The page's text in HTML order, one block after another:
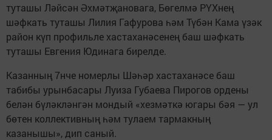
туташы Ләйсән Әхмәтҗановага, Бөгелмә РҮХнең
шәфкать туташы Лилия Гафурова һәм Түбән Кама үзәк
район күп профильле хастаханәсенең баш шәфкать
туташы Евгения Юдинага бирелде.
Казанның 7нче номерлы Шәһәр хастаханәсе баш
табибы урынбасары Луиза Губаева Пирогов ордены
белән бүләкләнгән мондый «хезмәткә югары бәя — ул
бөтен коллективның һәм тулаем тармакның
казанышы», дип саный.